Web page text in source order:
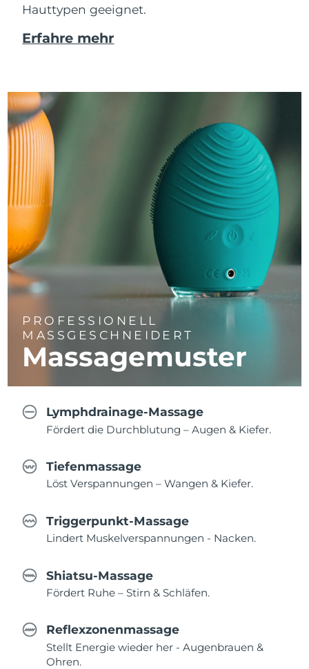
Hauttypen geeignet.
Erfahre mehr
PROFESSIONELL
MASSGESCHNEIDERT
Massagemuster
Lymphdrainage-Massage
Fördert die Durchblutung – Augen & Kiefer.
Tiefenmassage
Löst Verspannungen – Wangen & Kiefer.
Triggerpunkt-Massage
Lindert Muskelverspannungen - Nacken.
Shiatsu-Massage
Fördert Ruhe – Stirn & Schläfen.
Reflexzonenmassage
Stellt Energie wieder her - Augenbrauen &
Ohren.